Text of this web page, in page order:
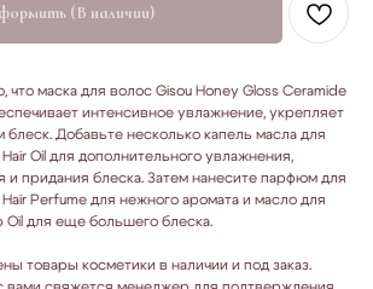
(В наличии)
что маска для волос Gisou Honey Gloss Ceramide
интенсивное увлажнение, укрепляет
Добавьте несколько капель масла для
Oil для дополнительного увлажнения,
и придания блеска. Затем нанесите парфюм для
Perfume для нежного аромата и масло для
Oil для еще большего блеска.
товары косметики в наличии и под заказ.